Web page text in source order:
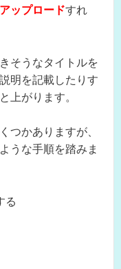
ップロードすれ
そうなタイトルを
明を記載したりす
上がります。
つかありますが、
うな手順を踏みま
る